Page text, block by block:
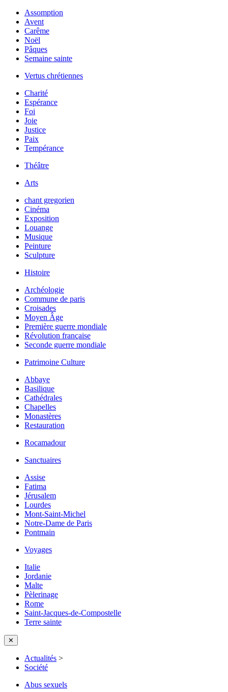
Assomption
Avent
Carême
Noël
Pâques
Semaine sainte
Vertus chrétiennes
Charité
Espérance
Foi
Joie
Justice
Paix
Tempérance
Théâtre
Arts
chant gregorien
Cinéma
Exposition
Louange
Musique
Peinture
Sculpture
Histoire
Archéologie
Commune de paris
Croisades
Moyen Âge
Première guerre mondiale
Révolution française
Seconde guerre mondiale
Patrimoine Culture
Abbaye
Basilique
Cathédrales
Chapelles
Monastères
Restauration
Rocamadour
Sanctuaires
Assise
Fatima
Jérusalem
Lourdes
Mont-Saint-Michel
Notre-Dame de Paris
Pontmain
Voyages
Italie
Jordanie
Malte
Pèlerinage
Rome
Saint-Jacques-de-Compostelle
Terre sainte
✕
Actualités >
Société
Abus sexuels